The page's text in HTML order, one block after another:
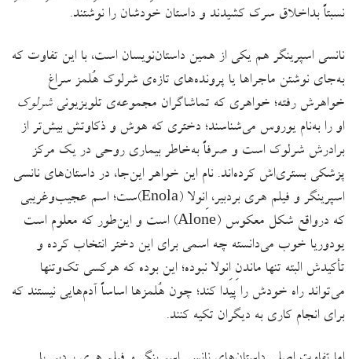
نسبتاً بداخلاق سرک کشیدند و داستان خودشان را نوشتند.
نانسی اسپرینگر هم یکی از همین داستان‌نویسان است، با این تفاوت که
به‌جای نوشتن ماجراها یا پرونده‌های تازه‌ی شرلوک هُلمز سراغ
خواهرش رفته؛ خواهری که تماشاگران مجموعه‌ی تلویزیونیشرلوک
او را به‌نام یوروس می‌شناسند؛ دختری که هوش و ذکاوتش بیش‌تر از
برادرش شرلوک است و صرفاً به‌خاطر بیماری روحی در یک مرکز
پزشکی بستری‌اش کرده‌اند. نام این خواهر این‌جا، در داستان‌های نانسی
اسپرینگر و فیلم هری بردبیر، اِنولا (Enola)ست؛ اسم عجیب‌وغریبی
که درواقع شکل معکوس (Alone) است و این‌طور که معلوم است
یودوریا خوب می‌دانسته چه اسمی برای این دختر انتخاب کرده و
تأکیدش البته تنها ماندنِ اِنولا نبوده؛‌ این‌ بوده که هرکسی تک‌وتنها
می‌تواند راه خودش را پیدا کند؛ چون هُلمزها اساساً آدم‌هایی نیستند که
برای انجام کاری به دیگران تکیه کنند.